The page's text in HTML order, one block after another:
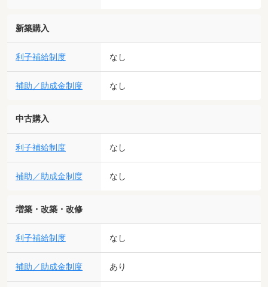
新築購入
利子補給制度 なし
補助／助成金制度 なし
中古購入
利子補給制度 なし
補助／助成金制度 なし
増築・改築・改修
利子補給制度 なし
補助／助成金制度 あり